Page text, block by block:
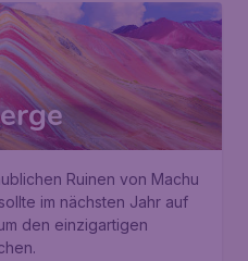
Ruinen von Machu
sollte im nächsten Jahr auf
den einzigartigen